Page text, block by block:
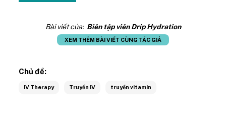
Bài viết của: Biên tập viên Drip Hydration
XEM THÊM BÀI VIẾT CÙNG TÁC GIẢ
Chủ đề:
IV Therapy Truyền IV truyền vitamin